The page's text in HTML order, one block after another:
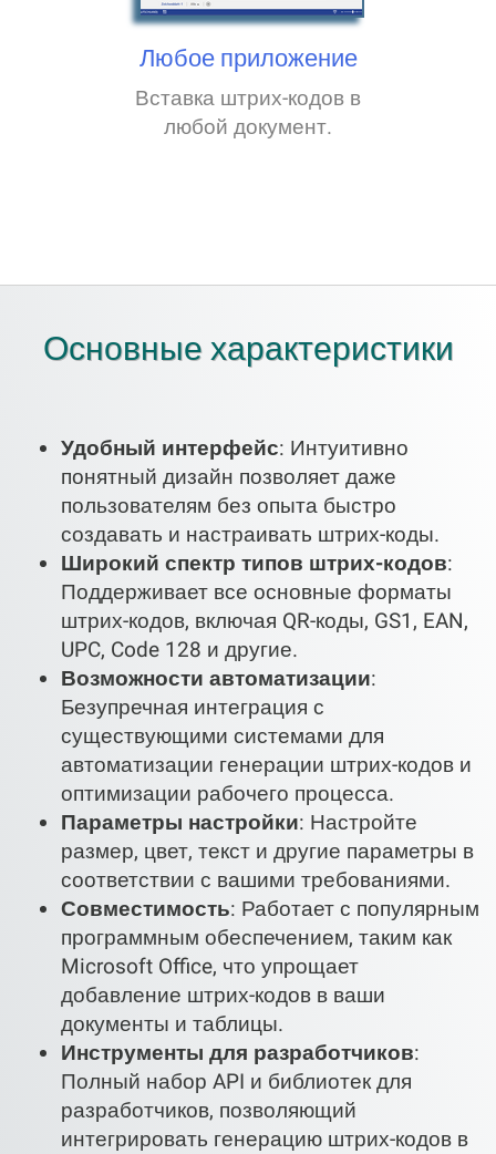
Любое приложение
Вставка штрих-кодов в
любой документ.
Основные характеристики
Удобный интерфейс: Интуитивно
понятный дизайн позволяет даже
пользователям без опыта быстро
создавать и настраивать штрих-коды.
Широкий спектр типов штрих-кодов:
Поддерживает все основные форматы
штрих-кодов, включая QR-коды, GS1, EAN,
UPC, Code 128 и другие.
Возможности автоматизации:
Безупречная интеграция с
существующими системами для
автоматизации генерации штрих-кодов и
оптимизации рабочего процесса.
Параметры настройки: Настройте
размер, цвет, текст и другие параметры в
соответствии с вашими требованиями.
Совместимость: Работает с популярным
программным обеспечением, таким как
Microsoft Office, что упрощает
добавление штрих-кодов в ваши
документы и таблицы.
Инструменты для разработчиков:
Полный набор API и библиотек для
разработчиков, позволяющий
интегрировать генерацию штрих-кодов в